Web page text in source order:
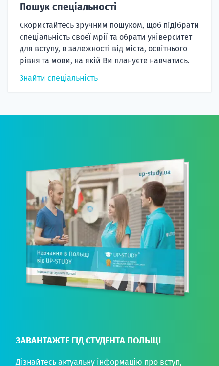
Пошук спеціальності
Скористайтесь зручним пошуком, щоб підібрати
спеціальність своєї мрії та обрати університет
для вступу, в залежності від міста, освітнього
рівня та мови, на якій Ви плануєте навчатись.
Знайти спеціальність
ЗАВАНТАЖТЕ ГІД СТУДЕНТА ПОЛЬЩІ
Дізнайтесь актуальну інформацію про вступ,